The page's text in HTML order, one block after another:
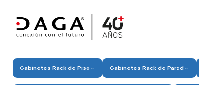
Gabinetes Rack de Piso Gabinetes Rack de Pared